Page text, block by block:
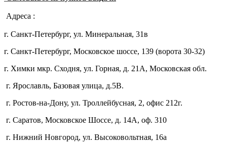
Адреса :
г. Санкт-Петербург, ул. Минеральная, 31в
г. Санкт-Петербург, Московское шоссе, 139 (ворота 30-32)
г. Химки мкр. Сходня, ул. Горная, д. 21А, Московская обл.
г. Ярославль, Базовая улица, д.5В.
г. Ростов-на-Дону, ул. Троллейбусная, 2, офис 212г.
г. Саратов, Московское Шоссе, д. 14А, оф. 310
г. Нижний Новгород, ул. Высоковольтная, 16а